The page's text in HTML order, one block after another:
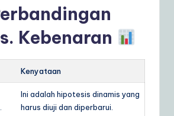
Kebenaran
Kenyataan
Ini adalah hipotesis dinamis yang
harus diuji dan diperbarui.